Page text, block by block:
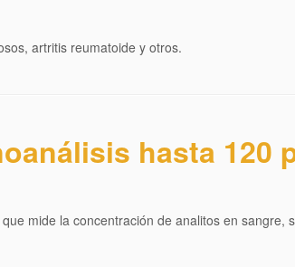
artritis reumatoide y otros.
hasta 120
mide la concentración de analitos en sangre,